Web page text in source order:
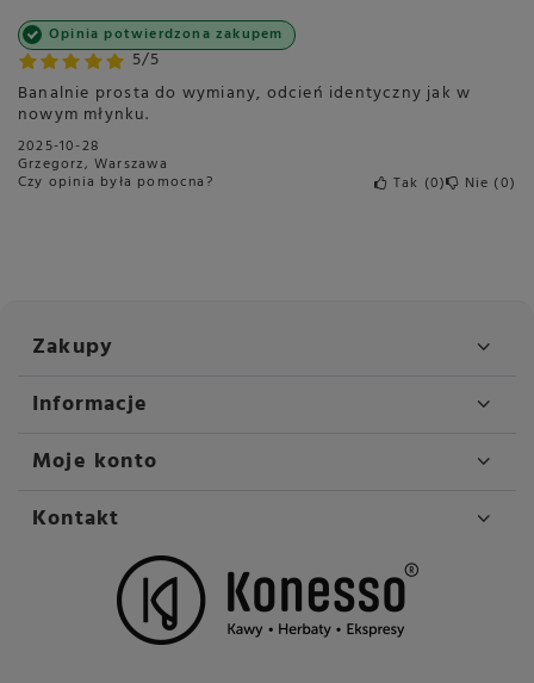
5/5
Opinia potwierdzona zakupem
Banalnie prosta do wymiany, odcień identyczny jak w
nowym młynku.
2025-10-28
Grzegorz, Warszawa
Czy opinia była pomocna? Tak 0 Nie 0
Zakupy
Informacje
Moje konto
Kontakt